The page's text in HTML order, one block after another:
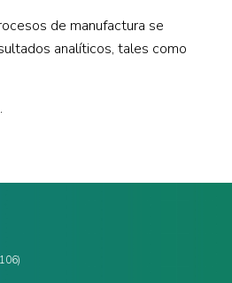
de manufactura se
analíticos, tales como